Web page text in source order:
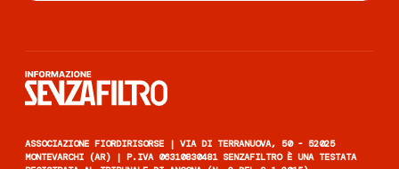
ASSOCIAZIONE FIORDIRISORSE | VIA DI TERRANUOVA, 50 - 52025
MONTEVARCHI (AR) | P.IVA 06310830481 SENZAFILTRO È UNA TESTATA